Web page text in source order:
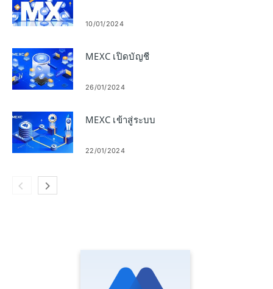
10/01/2024
MEXC เปิดบัญชี
26/01/2024
MEXC เข้าสู่ระบบ
22/01/2024